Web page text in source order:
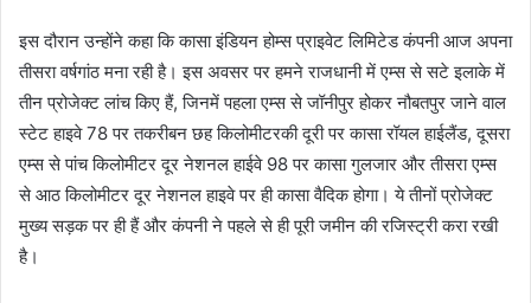
इस दौरान उन्‍होंने कहा कि कासा इंडियन होम्‍स प्राइवेट लिमिटेड कंपनी आज अपना
तीसरा वर्षगांठ मना रही है। इस अवसर पर हमने राजधानी में एम्‍स से सटे इलाके में
तीन प्रोजेक्ट लांच किए हैं, जिनमें पहला एम्‍स से जॉनीपुर होकर नौबतपुर जाने वाल
स्‍टेट हाइवे 78 पर तकरीबन छह किलोमीटरकी दूरी पर कासा रॉयल हाईलैंड, दूसरा
एम्‍स से पांच किलोमीटर दूर नेशनल हाईवे 98 पर कासा गुलजार और तीसरा एम्‍स
से आठ किलोमीटर दूर नेशनल हाइवे पर ही कासा वैदिक होगा। ये तीनों प्रोजेक्ट
मुख्‍य सड़क पर ही हैं और कंपनी ने पहले से ही पूरी जमीन की रजिस्‍ट्री करा रखी
है।